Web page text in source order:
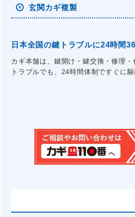
玄関カギ複製
日本全国の鍵トラブルに24時間
カギ本舗は、鍵開け・鍵交換・修理
トラブルでも、24時間体制ですぐに